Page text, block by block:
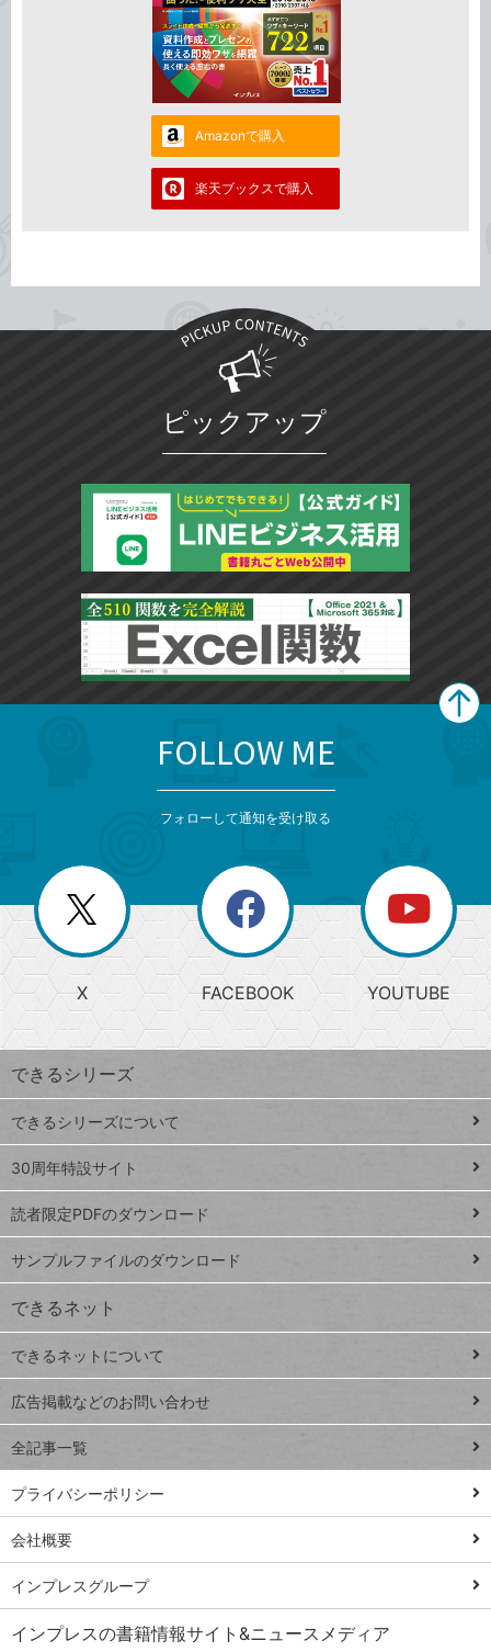
Amazonで購入
楽天ブックスで購入
ピックアップ
じ
る
search
検
索
上
昇
ワ
ー
ド
Google
スプレ
ッドシ
ート
iPhone
VLOOKUP
close
閉じ
る
閉
じ
る
ー
か
ら
探
す
ト
ッ
プ
ペ
ジ
連載
Excel Q&A
トイアンナ流仕
事術
PowerAutomate
ではじめる業務
の完全自動化
AI議事録作成術
Windows 11
Q&A
Teams踏み込み
FOLLOW ME
フォローして通知を受け取る
X FACEBOOK YOUTUBE
できるシリーズ
できるシリーズについて
30周年特設サイト
読者限定PDFのダウンロード
サンプルファイルのダウンロード
できるネット
できるネットについて
広告掲載などのお問い合わせ
全記事一覧
プライバシーポリシー
会社概要
インプレスグループ
インプレスの書籍情報サイト&ニュースメディア